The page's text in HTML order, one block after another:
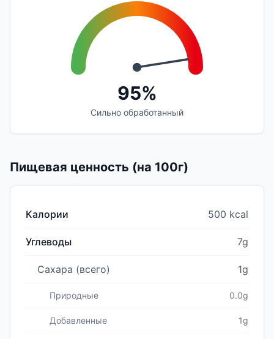
95%
Сильно обработанный
Пищевая ценность (на 100г)
Калории 500 kcal
Углеводы 7g
Сахара (всего) 1g
Природные 0.0g
Добавленные 1g